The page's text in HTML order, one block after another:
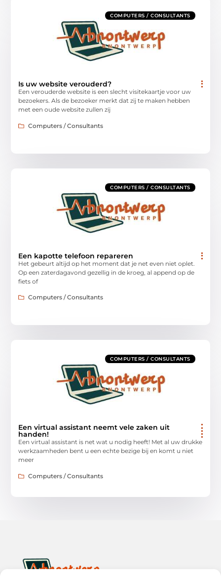
COMPUTERS / CONSULTANTS
Is uw website verouderd?
Een verouderde website is een slecht visitekaartje voor uw
bezoekers. Als de bezoeker merkt dat zij te maken hebben
met een oude website zullen zij
Computers / Consultants
COMPUTERS / CONSULTANTS
Een kapotte telefoon repareren
Het gebeurt altijd op het moment dat je net even niet oplet.
Op een zaterdagavond gezellig in de kroeg, al append op de
fiets of
Computers / Consultants
COMPUTERS / CONSULTANTS
Een virtual assistant neemt vele zaken uit
handen!
Een virtual assistant is net wat u nodig heeft! Met al uw drukke
werkzaamheden bent u een echte bezige bij en komt u niet
meer
Computers / Consultants